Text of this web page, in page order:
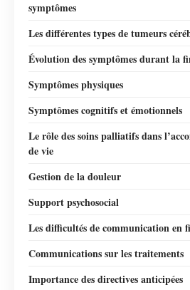
symptômes
Les différentes types de tumeurs
Évolution des symptômes durant la
Symptômes physiques
Symptômes cognitifs et émotionnels
Le rôle des soins palliatifs dans
de vie
Gestion de la douleur
Support psychosocial
Les difficultés de communication en
Communications sur les traitements
Importance des directives anticipées